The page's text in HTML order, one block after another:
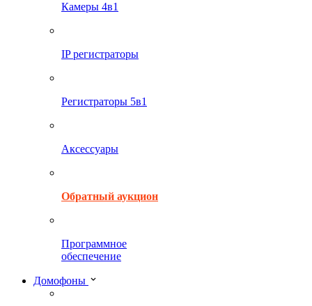
Камеры 4в1
IP регистраторы
Регистраторы 5в1
Аксессуары
Обратный аукцион
Программное
обеспечение
Домофоны